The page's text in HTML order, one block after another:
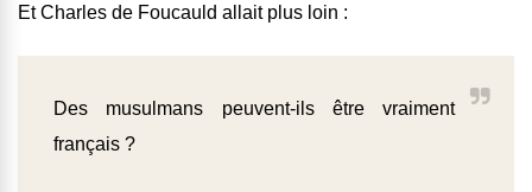
Et Charles de Foucauld allait plus loin :
Des musulmans peuvent-ils être vraiment
français ?